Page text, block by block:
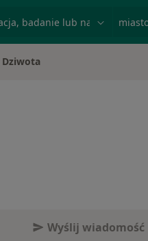
Dziwota
Wyślij wiadomość